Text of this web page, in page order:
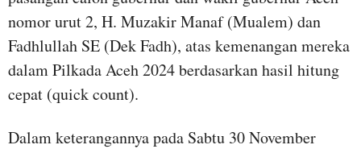
nomor urut 2, H. Muzakir Manaf (Mualem) dan
Fadhlullah SE (Dek Fadh), atas kemenangan mereka
dalam Pilkada Aceh 2024 berdasarkan hasil hitung
cepat (quick count).
Dalam keterangannya pada Sabtu 30 November